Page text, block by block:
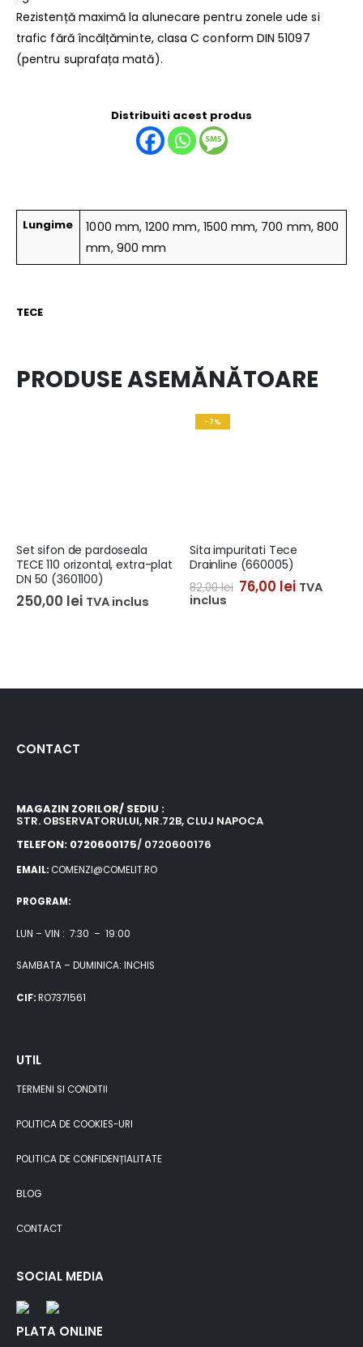
Rezistență maximă la alunecare pentru zonele ude si
trafic fără încălțăminte, clasa C conform DIN 51097
(pentru suprafața mată).
Distribuiti acest produs
Lungime
1000 mm, 1200 mm, 1500 mm, 700 mm, 800
mm, 900 mm
TECE
PRODUSE ASEMĂNĂTOARE
Set sifon de pardoseala
TECE 110 orizontal, extra-plat
DN 50 (3601100)
250,00 lei TVA inclus
-7%
Sita impuritati Tece
Drainline (660005)
82,00lei 76,00 lei TVA
inclus
CONTACT
MAGAZIN ZORILOR/ SEDIU :
STR. OBSERVATORULUI, NR.72B, CLUJ NAPOCA
TELEFON: 0720600175/ 0720600176
EMAIL:COMENZI@COMELIT.RO
PROGRAM:
LUN – VIN : 7:30 – 19:00
SAMBATA – DUMINICA: INCHIS
CIF:RO7371561
UTIL
TERMENI SI CONDITII
POLITICA DE COOKIES-URI
POLITICA DE CONFIDENȚIALITATE
BLOG
CONTACT
SOCIAL MEDIA
PLATA ONLINE